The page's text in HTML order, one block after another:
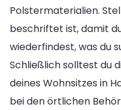
Polstermaterialien.
beschriftet ist, damit
wiederfindest, was du
Schließlich solltest du
deines Wohnsitzes in
bei den örtlichen